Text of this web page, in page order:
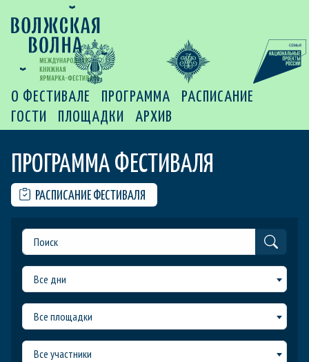
О ФЕСТИВАЛЕ ПРОГРАММА
РАСПИСАНИЕ
ГОСТИ
ПЛОЩАДКИ АРХИВ
ПРОГРАММА ФЕСТИВАЛЯ
РАСПИСАНИЕ ФЕСТИВАЛЯ
Все дни
Все площадки
Все участники